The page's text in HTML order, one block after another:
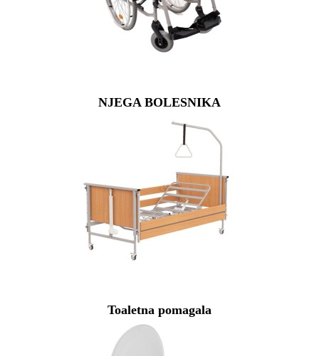
NJEGA BOLESNIKA
Toaletna pomagala